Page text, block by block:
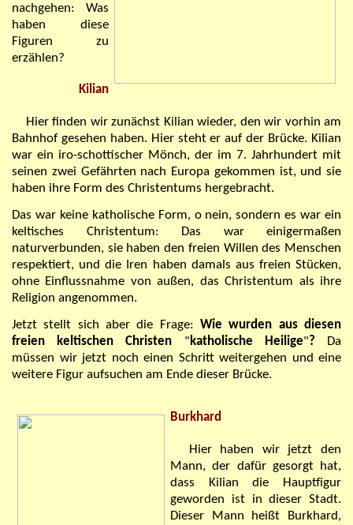
nachgehen: Was
haben diese
Figuren zu
erzählen?
Kilian
Hier finden wir zunächst Kilian wieder, den wir vorhin am
Bahnhof gesehen haben. Hier steht er auf der Brücke. Kilian
war ein iro-schottischer Mönch, der im 7. Jahrhundert mit
seinen zwei Gefährten nach Europa gekommen ist, und sie
haben ihre Form des Christentums hergebracht.
Das war keine katholische Form, o nein, sondern es war ein
keltisches Christentum: Das war einigermaßen
naturverbunden, sie haben den freien Willen des Menschen
respektiert, und die Iren haben damals aus freien Stücken,
ohne Einflussnahme von außen, das Christentum als ihre
Religion angenommen.
Jetzt stellt sich aber die Frage: Wie wurden aus diesen
freien keltischen Christen " katholische Heilige"? Da
müssen wir jetzt noch einen Schritt weitergehen und eine
weitere Figur aufsuchen am Ende dieser Brücke.
Burkhard
Hier haben wir jetzt den
Mann, der dafür gesorgt hat,
dass Kilian die Hauptfigur
geworden ist in dieser Stadt.
Dieser Mann heißt Burkhard,